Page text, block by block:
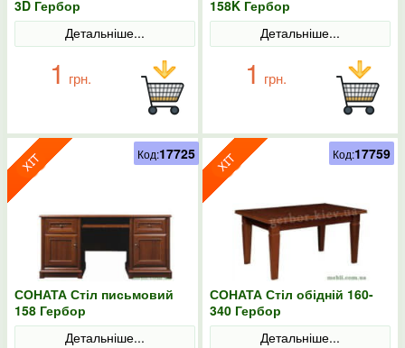
3D Гербор
Детальніше...
1 грн.
158K Гербор
Детальніше...
1 грн.
СОНАТА Стіл письмовий
158 Гербор
Детальніше...
Код:17725
СОНАТА Стіл обідній 160-
340 Гербор
Детальніше...
Код:17759